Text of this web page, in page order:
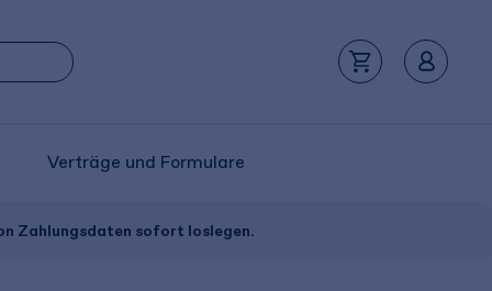
Verträge und Formulare
Zahlungsdaten sofort loslegen.